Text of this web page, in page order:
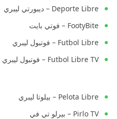
Deporte Libre – ديبورتي ليبري
FootyBite – فوتي بايت
Futbol Libre – فوتبول ليبري
Futbol Libre TV – فوتبول ليبري تي في
Pelota Libre – بيلوتا ليبري
Pirlo TV – بيرلو تي في